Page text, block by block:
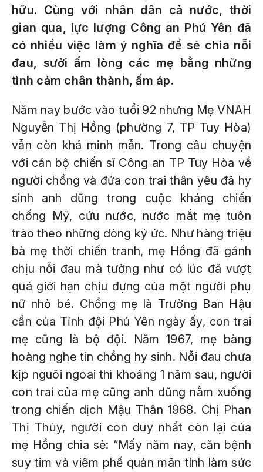
hữu. Cùng với nhân dân cả nước, thời
gian qua, lực lượng Công an Phú Yên đã
có nhiều việc làm ý nghĩa để sẻ chia nỗi
đau, sưởi ấm lòng các mẹ bằng những
tình cảm chân thành, ấm áp.
Năm nay bước vào tuổi 92 nhưng Mẹ VNAH
Nguyễn Thị Hồng (phường 7, TP Tuy Hòa)
vẫn còn khá minh mẫn. Trong câu chuyện
với cán bộ chiến sĩ Công an TP Tuy Hòa về
người chồng và đứa con trai thân yêu đã hy
sinh anh dũng trong cuộc kháng chiến
chống Mỹ, cứu nước, nước mắt mẹ tuôn
trào theo những dòng ký ức. Như hàng triệu
bà mẹ thời chiến tranh, mẹ Hồng đã gánh
chịu nỗi đau mà tưởng như có lúc đã vượt
quá giới hạn chịu đựng của một người phụ
nữ nhỏ bé. Chồng mẹ là Trưởng Ban Hậu
cần của Tỉnh đội Phú Yên ngày ấy, con trai
mẹ cũng là bộ đội. Năm 1967, mẹ bàng
hoàng nghe tin chồng hy sinh. Nỗi đau chưa
kịp nguôi ngoai thì khoảng 1 năm sau, người
con trai của mẹ cũng anh dũng nằm xuống
trong chiến dịch Mậu Thân 1968. Chị Phan
Thị Thủy, người con duy nhất còn lại của
mẹ Hồng chia sẻ: “Mấy năm nay, căn bệnh
suy tim và viêm phế quản mãn tính làm sức